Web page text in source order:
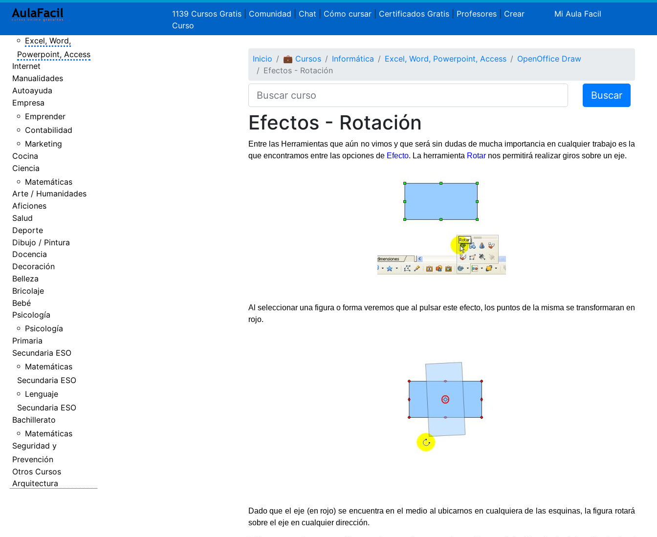
1139 Cursos Gratis Comunidad Chat Cómo cursar| Certificados Gratis| Profesores| Crear
Curso
Mi Aula Facil
Crear Páginas
Excel, Word,
Powerpoint, Access
Internet
Manualidades
Autoayuda
Empresa
Emprender
Contabilidad
Marketing
Cocina
Ciencia
Matemáticas
Arte / Humanidades
Aficiones
Salud
Deporte
Dibujo / Pintura
Docencia
Decoración
Belleza
Bricolaje
Bebé
Psicología
Psicología
Primaria
Secundaria ESO
Matemáticas
Secundaria ESO
Lenguaje
Secundaria ESO
Bachillerato
Matemáticas
Seguridad y
Prevención
Otros Cursos
Arquitectura
Inicio 💼 Cursos Informática Excel, Word, Powerpoint, Access
OpenOffice Draw
Efectos - Rotación
Buscar
Efectos - Rotación
Entre las Herramientas que aún no vimos y que será sin dudas de mucha importancia en cualquier trabajo es la
que encontramos entre las opciones de Efecto. La herramienta Rotarnos permitirá realizar giros sobre un eje.
Al seleccionar una figura o forma veremos que al pulsar este efecto, los puntos de la misma se transformaran en
rojo.
Dado que el eje (en rojo) se encuentra en el medio al ubicarnos en cualquiera de las esquinas, la figura rotará
sobre el eje en cualquier dirección.